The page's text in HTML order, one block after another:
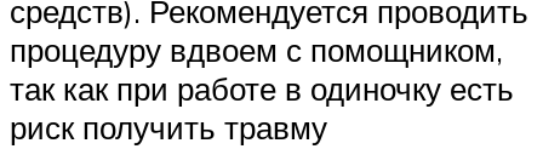
средств). Рекомендуется проводить
процедуру вдвоем с помощником,
так как при работе в одиночку есть
риск получить травму